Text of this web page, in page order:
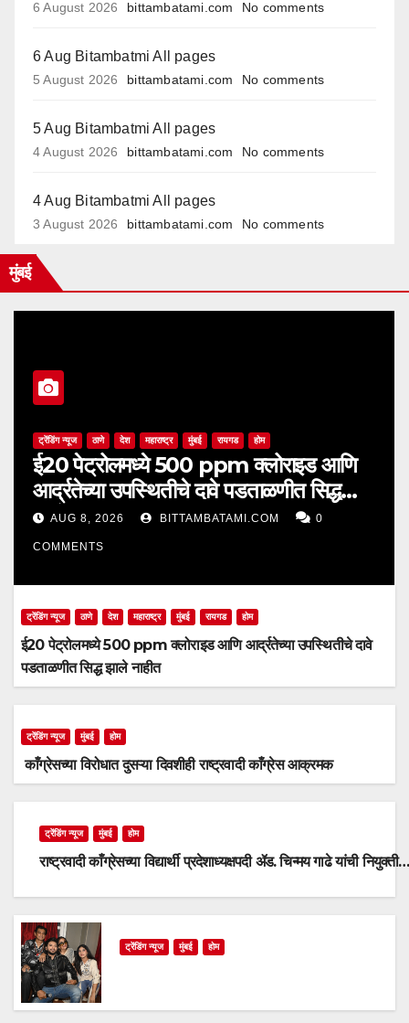
6 August 2026 bittambatami.com No comments
6 Aug Bitambatmi All pages
5 August 2026 bittambatami.com No comments
5 Aug Bitambatmi All pages
4 August 2026 bittambatami.com No comments
4 Aug Bitambatmi All pages
3 August 2026 bittambatami.com No comments
मुंबई
ट्रेंडिंग न्यूज ठाणे देश महाराष्ट्र मुंबई रायगड होम
ई20 पेट्रोलमध्ये 500 ppm क्लोराइड आणि
आर्द्रतेच्या उपस्थितीचे दावे पडताळणीत सिद्ध
झाले नाहीत
AUG 8, 2026 BITTAMBATAMI.COM 0
COMMENTS
ट्रेंडिंग न्यूज ठाणे देश महाराष्ट्र मुंबई रायगड होम
ई20 पेट्रोलमध्ये 500 ppm क्लोराइड आणि आर्द्रतेच्या उपस्थितीचे दावे
पडताळणीत सिद्ध झाले नाहीत
ट्रेंडिंग न्यूज मुंबई होम
काँग्रेसच्या विरोधात दुसऱ्या दिवशीही राष्ट्रवादी काँग्रेस आक्रमक
ट्रेंडिंग न्यूज मुंबई होम
राष्ट्रवादी काँग्रेसच्या विद्यार्थी प्रदेशाध्यक्षपदी ॲड. चिन्मय गाढे यांची नियुक्ती…
ट्रेंडिंग न्यूज मुंबई होम